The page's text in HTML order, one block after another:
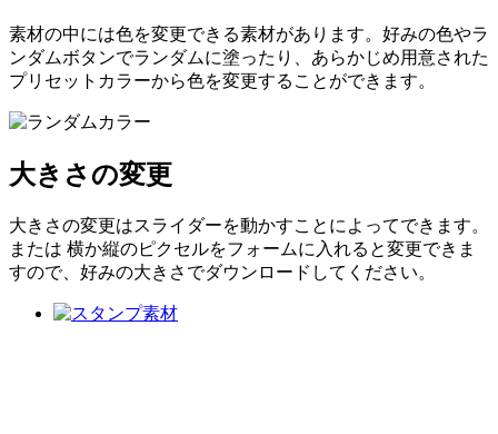
素材の中には色を変更できる素材があります。好みの色やラ
ンダムボタンでランダムに塗ったり、あらかじめ用意された
プリセットカラーから色を変更することができます。
大きさの変更
大きさの変更はスライダーを動かすことによってできます。
または 横か縦のピクセルをフォームに入れると変更できま
すので、好みの大きさでダウンロードしてください。